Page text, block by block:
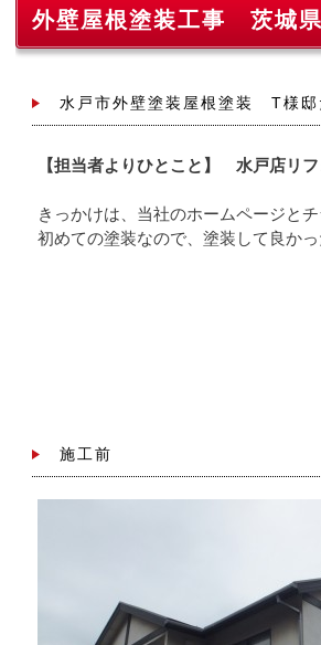
外壁屋根塗装工事 茨城
水戸市外壁塗装屋根塗装 T様邸
【担当者よりひとこと】 水戸店リ
きっかけは、当社のホームページと
初めての塗装なので、塗装して良か
施工前